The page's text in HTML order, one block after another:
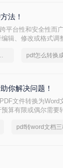
法！
平台性和安全性而
辑、修改或格式调
这个方法试试
你解决问题！
文件转换为Word
算有限或偶尔需要
助您轻松完成文件
pdf转word文档三